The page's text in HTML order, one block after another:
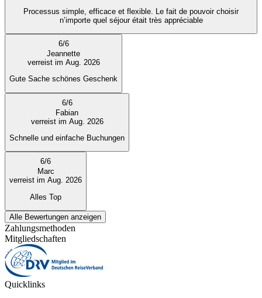
Processus simple, efficace et flexible. Le fait de pouvoir choisir
n’importe quel séjour était très appréciable
6/6
Jeannette
verreist im Aug. 2026
Gute Sache schönes Geschenk
6/6
Fabian
verreist im Aug. 2026
Schnelle und einfache Buchungen
6/6
Marc
verreist im Aug. 2026
Alles Top
Alle Bewertungen anzeigen
Zahlungsmethoden
Mitgliedschaften
Quicklinks